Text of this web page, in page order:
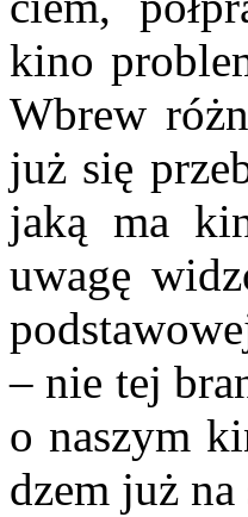
kino
Wbrew
już się
jaką ma
uwagę
– nie tej
o naszym
dzem już na